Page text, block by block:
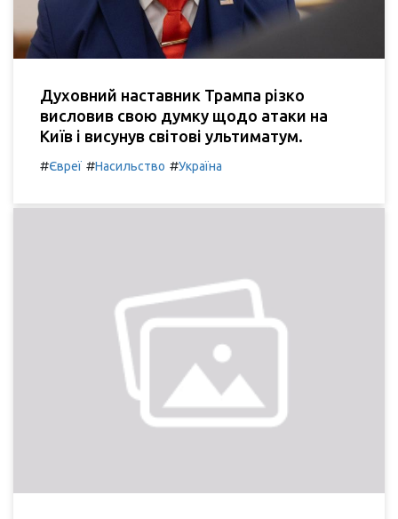
Духовний наставник Трампа різко
висловив свою думку щодо атаки на
Київ і висунув світові ультиматум.
#Євреї #Насильство #Україна